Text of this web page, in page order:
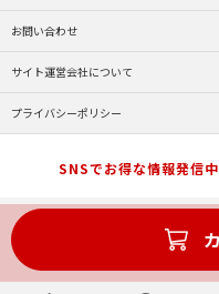
お問い合わせ
サイト運営会社について
プライバシーポリシー
SNSでお得な情報発信中